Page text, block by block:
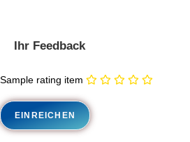
Ihr Feedback
Sample rating item